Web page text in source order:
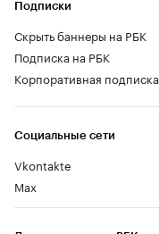
Социальные сети
Vkontakte
Max
Подписки
Скрыть баннеры на РБК
Подписка на РБК
Корпоративная подписка